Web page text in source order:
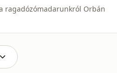
ragadózómadarunkról Orbán